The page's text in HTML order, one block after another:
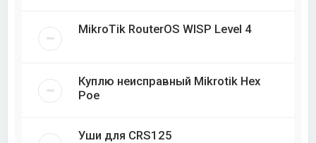
MikroTik RouterOS WISP Level 4
Куплю неисправный Mikrotik Hex
Poe
Уши для CRS125